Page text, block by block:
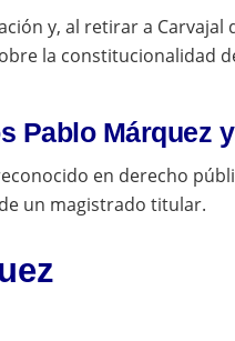
y, al retirar a Carvajal
la constitucionalidad
Pablo Márquez
en derecho
un magistrado titular.